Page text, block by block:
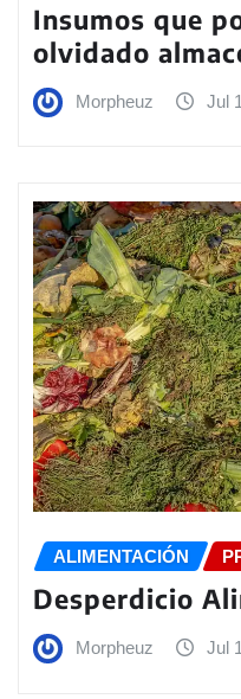
Insumos que
olvidado
Morpheuz Jul
ALIMENTACIÓN
Desperdicio
Morpheuz Jul